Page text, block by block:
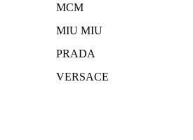
MCM
MIU MIU
PRADA
VERSACE